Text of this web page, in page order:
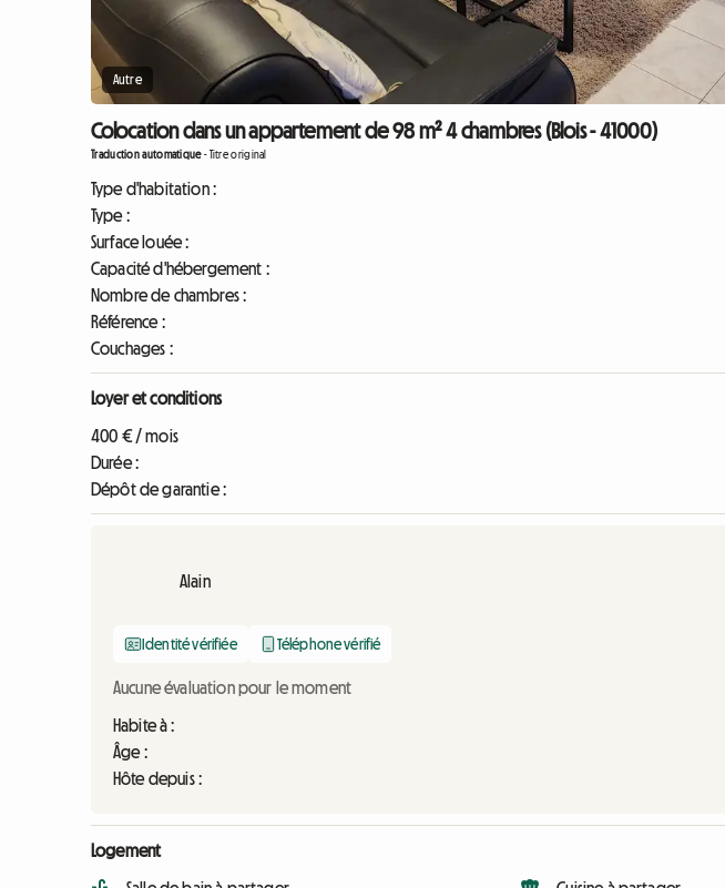
Autre
Colocation dans un appartement de 98 m² 4 chambres (Blois - 41000)
Traduction automatique-Titre original
Type d'habitation :
Type :
Surface louée :
Capacité d'hébergement :
Nombre de chambres :
Référence :
Couchages :
Loyer et conditions
400 € / mois
Durée :
Dépôt de garantie :
Alain
Identité vérifiée Téléphone vérifié
Aucune évaluation pour le moment
Habite à :
Âge :
Hôte depuis :
Logement